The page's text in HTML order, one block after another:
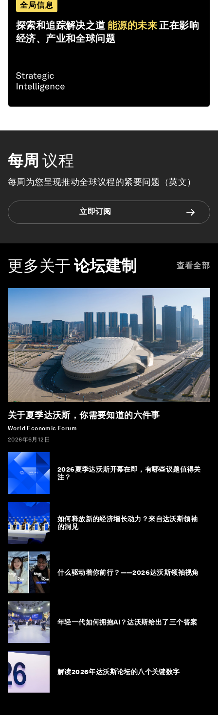
全局信息
探索和追踪解决之道能源的未来正在影响
经济、产业和全球问题
每周 议程
每周为您呈现推动全球议程的紧要问题（英文）
立即订阅
更多关于 论坛建制 查看全部
关于夏季达沃斯，你需要知道的六件事
World Economic Forum
2026年6月12日
2026夏季达沃斯开幕在即，有哪些议题值得关
注？
如何释放新的经济增长动力？来自达沃斯领袖
的洞见
什么驱动着你前行？——2026达沃斯领袖视角
年轻一代如何拥抱AI？达沃斯给出了三个答案
解读2026年达沃斯论坛的八个关键数字